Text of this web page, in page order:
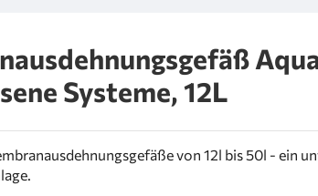
Systeme, 12L
von 12l bis 50l - ein